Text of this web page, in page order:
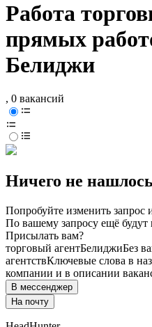
Работа
прямых
Белиджи
, 0 вакансий
Ничего не нашлось
Попробуйте изменить запрос
По вашему запросу ещё будут
Присылать вам?
торговый агентБелиджиБез
агентствКлючевые слова в
компании и в описании
В мессенджер
На почту